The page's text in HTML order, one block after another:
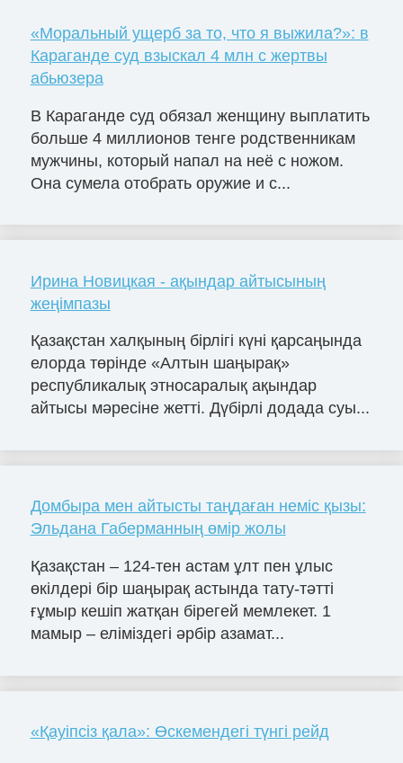
«Моральный ущерб за то, что я выжила?»: в
Караганде суд взыскал 4 млн с жертвы
абьюзера
В Караганде суд обязал женщину выплатить
больше 4 миллионов тенге родственникам
мужчины, который напал на неё с ножом.
Она сумела отобрать оружие и с...
Ирина Новицкая - ақындар айтысының
жеңімпазы
Қазақстан халқының бірлігі күні қарсаңында
елорда төрінде «Алтын шаңырақ»
республикалық этносаралық ақындар
айтысы мәресіне жетті. Дүбірлі додада суы...
Домбыра мен айтысты таңдаған неміс қызы:
Эльдана Габерманның өмір жолы
Қазақстан – 124-тен астам ұлт пен ұлыс
өкілдері бір шаңырақ астында тату-тәтті
ғұмыр кешіп жатқан бірегей мемлекет. 1
мамыр – еліміздегі әрбір азамат...
«Қауіпсіз қала»: Өскемендегі түнгі рейд